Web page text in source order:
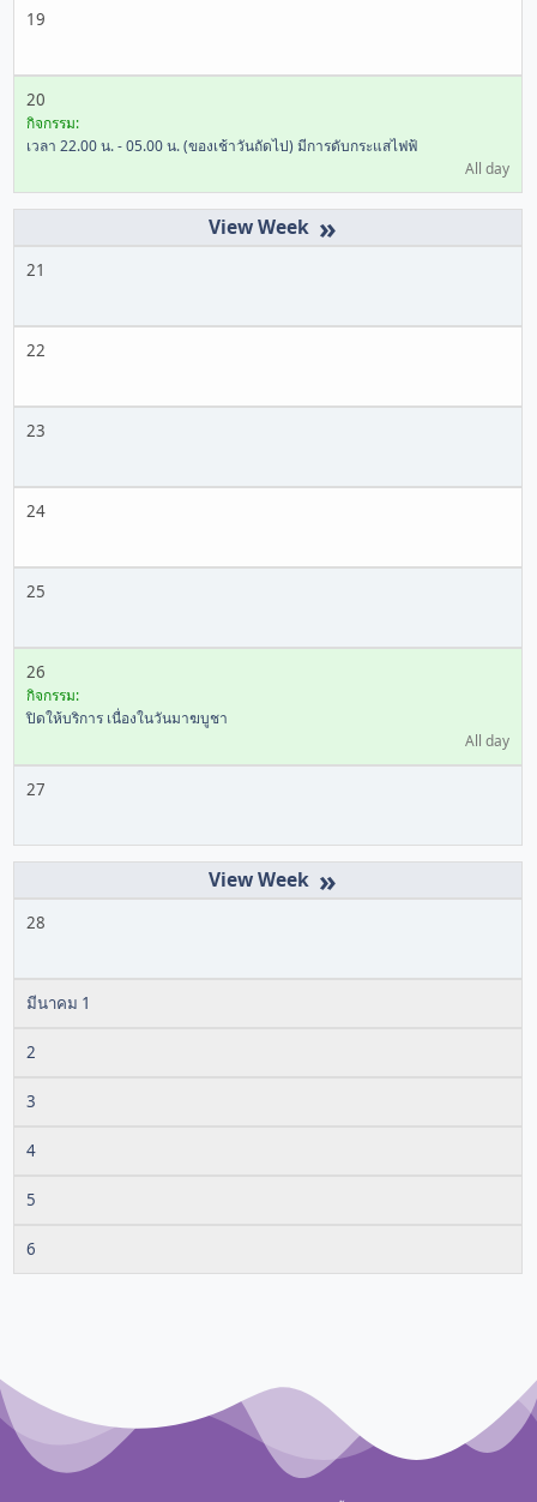
19
20
กิจกรรม:
เวลา 22.00 น. - 05.00 น. (ของเช้าวันถัดไป) มีการดับกระแสไฟฟ้
All day
»
21
22
23
24
25
26
กิจกรรม:
ปิดให้บริการ เนื่องในวันมาฆบูชา
All day
27
»
28
มีนาคม 1
2
3
4
5
6